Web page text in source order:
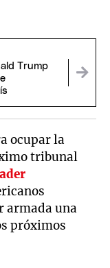
Trump
ocupar la
tribunal
armada una
próximos